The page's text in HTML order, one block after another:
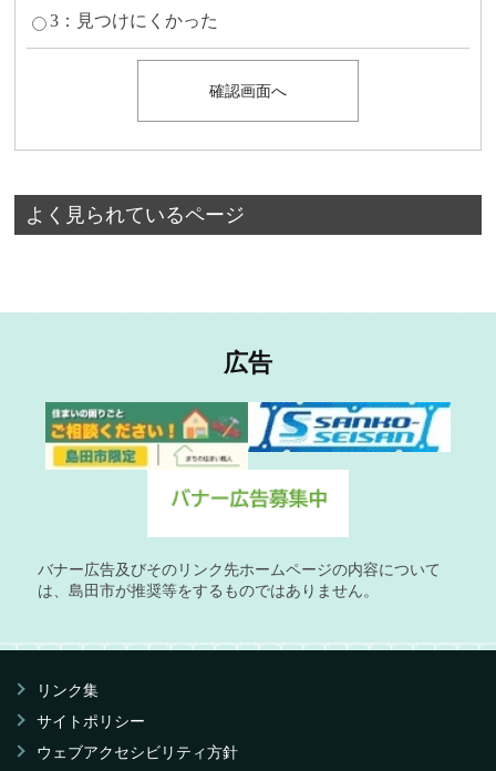
3：見つけにくかった
よく見られているページ
広告
バナー広告及びそのリンク先ホームページの内容について
は、島田市が推奨等をするものではありません。
リンク集
サイトポリシー
ウェブアクセシビリティ方針